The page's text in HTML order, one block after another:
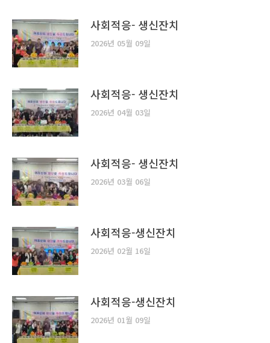
사회적응- 생신잔치
2026년 05월 09일
사회적응- 생신잔치
2026년 04월 03일
사회적응- 생신잔치
2026년 03월 06일
사회적응-생신잔치
2026년 02월 16일
사회적응-생신잔치
2026년 01월 09일